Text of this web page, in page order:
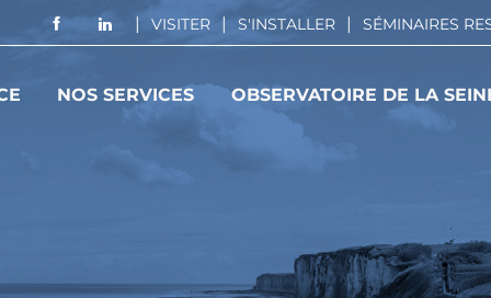
VISITER S'INSTALLER SÉMINAIRES
NOS SERVICES OBSERVATOIRE DE LA